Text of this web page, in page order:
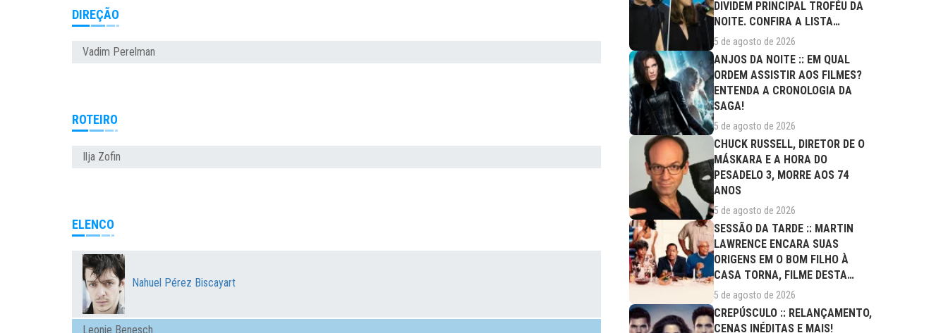
DIREÇÃO
Vadim Perelman
ROTEIRO
Ilja Zofin
ELENCO
Nahuel Pérez Biscayart
Leonie Benesch
DIVIDEM PRINCIPAL TROFÉU DA
NOITE. CONFIRA A LISTA
COMPLETA DE...
5 de agosto de 2026
ANJOS DA NOITE :: EM QUAL
ORDEM ASSISTIR AOS FILMES?
ENTENDA A CRONOLOGIA DA
SAGA!
5 de agosto de 2026
CHUCK RUSSELL, DIRETOR DE O
MÁSKARA E A HORA DO
PESADELO 3, MORRE AOS 74
ANOS
5 de agosto de 2026
SESSÃO DA TARDE :: MARTIN
LAWRENCE ENCARA SUAS
ORIGENS EM O BOM FILHO À
CASA TORNA, FILME DESTA
QUARTA (05/08)
5 de agosto de 2026
CREPÚSCULO :: RELANÇAMENTO,
CENAS INÉDITAS E MAIS!